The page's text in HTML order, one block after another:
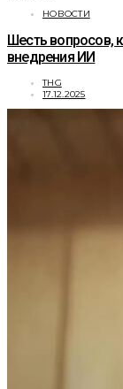
НОВОСТИ
Шесть вопросов,
внедрения ИИ
THG
17.12.2025